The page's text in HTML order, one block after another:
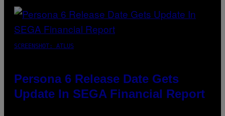
SCREENSHOT: ATLUS
Persona 6 Release Date Gets
Update In SEGA Financial Report